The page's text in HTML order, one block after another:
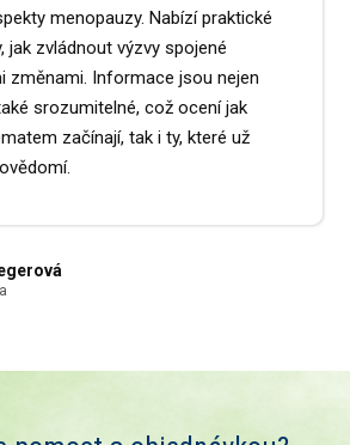
menopauzy. Nabízí praktické
jak zvládnout výzvy spojené
změnami. Informace jsou nejen
srozumitelné, což ocení jak
začínají, tak i ty, které už